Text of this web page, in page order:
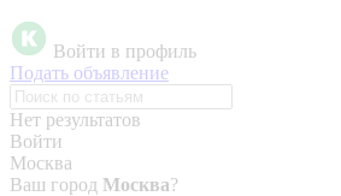
Войти в профиль
Подать объявление
Нет результатов
Войти
Москва
Ваш город Москва?